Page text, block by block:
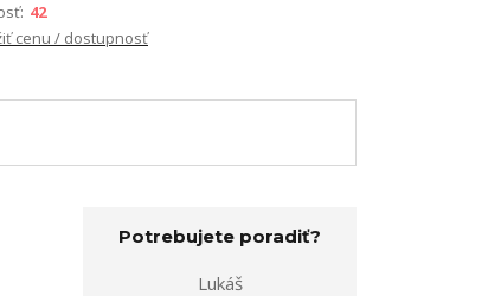
42
cenu / dostupnosť
Potrebujete poradiť?
Lukáš